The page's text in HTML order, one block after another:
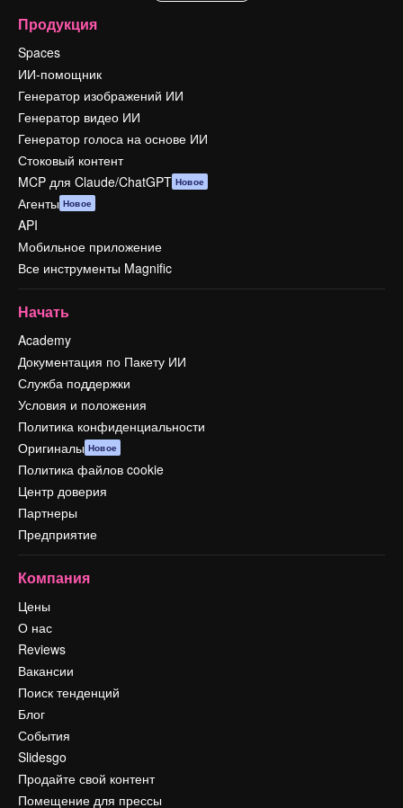
Продукция
Spaces
ИИ-помощник
Генератор изображений ИИ
Генератор видео ИИ
Генератор голоса на основе ИИ
Стоковый контент
MCP для Claude/ChatGPT Новое
Агенты Новое
API
Мобильное приложение
Все инструменты Magnific
Начать
Academy
Документация по Пакету ИИ
Служба поддержки
Условия и положения
Политика конфиденциальности
Оригиналы Новое
Политика файлов cookie
Центр доверия
Партнеры
Предприятие
Компания
Цены
О нас
Reviews
Вакансии
Поиск тенденций
Блог
События
Slidesgo
Продайте свой контент
Помещение для прессы